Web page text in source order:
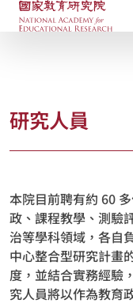
國家教育
研究人員
本院目前聘有約 60
政、課程教學、測驗
治等學科領域，各自
中心整合型研究計畫
度，並結合實務經驗
究人員將以作為教育